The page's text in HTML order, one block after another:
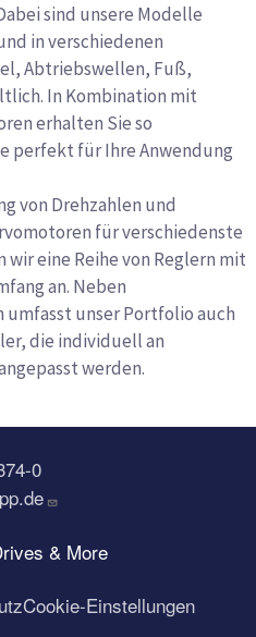
sind unsere Modelle
in verschiedenen
Abtriebswellen, Fuß,
In Kombination mit
erhalten Sie so
perfekt für Ihre Anwendung
von Drehzahlen und
für verschiedenste
eine Reihe von Reglern mit
an. Neben
umfasst unser Portfolio auch
die individuell an
werden.
0
& More
Cookie-Einstellungen